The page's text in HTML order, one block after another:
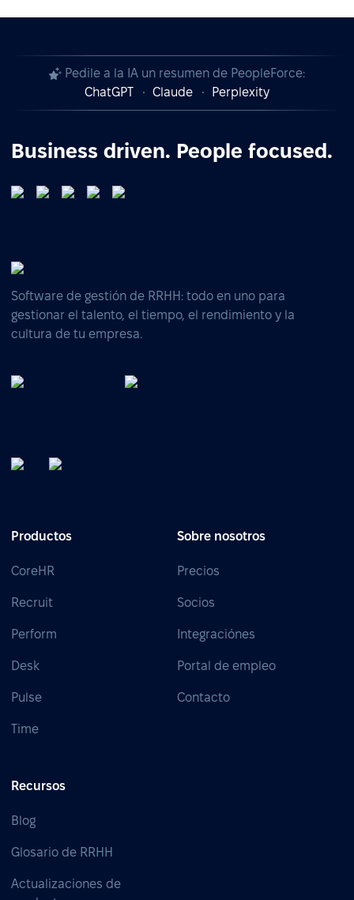
Pedile a la IA un resumen de PeopleForce:
ChatGPT
Claude Perplexity
Business driven. People focused.
Software de gestión de RRHH: todo en uno para
gestionar el talento, el tiempo, el rendimiento y la
cultura de tu empresa.
Productos
CoreHR
Recruit
Perform
Desk
Pulse
Time
Sobre nosotros
Precios
Socios
Integraciónes
Portal de empleo
Contacto
Recursos
Blog
Glosario de RRHH
Actualizaciones de